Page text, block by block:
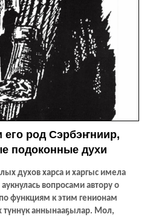
его род Сэрбэҥниир,
подоконные духи
духов харса и харгыс имела
вопросами автору о
функциям к этим генионам
түннүк аннынааҕылар. Мол,